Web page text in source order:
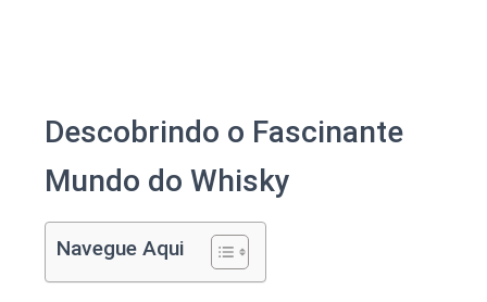
Descobrindo o Fascinante
Mundo do Whisky
Navegue Aqui